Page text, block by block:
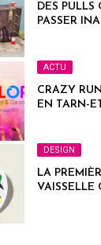
DES PULLS
PASSER
ACTU
CRAZY
EN TARN-
DESIGN
LA
VAISSELLE